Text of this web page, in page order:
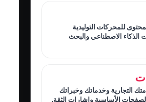
للمحركات التوليدية
الذكاء الاصطناعي والبحث
التجارية وخدماتك وخبراتك
الأساسية وإشارات الثقة.